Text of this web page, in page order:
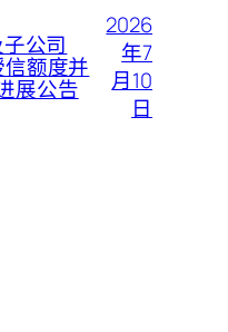
公司
额度并
展公告
2026
年7
月10
日